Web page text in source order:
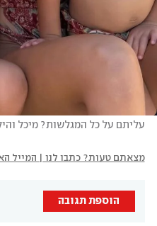
עליתם על כל המגלשות? מיכל
מצאתם טעות? כתבו לנו | המייל
הוספת תגובה